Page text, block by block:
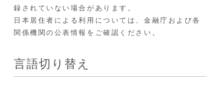
録されていない場合があります。
日本居住者による利用については、金融庁および各
関係機関の公表情報をご確認ください。
言語切り替え